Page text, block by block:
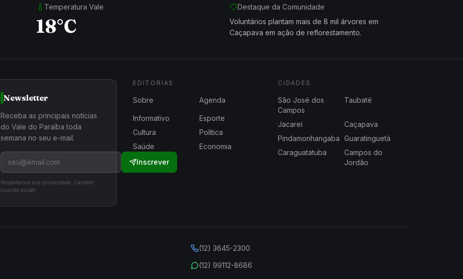
Temperatura Vale
18°C
Destaque da Comunidade
Voluntários plantam mais de 8 mil árvores em
Caçapava em ação de reflorestamento.
Newsletter
Receba as principais notícias
do Vale do Paraíba toda
semana no seu e-mail.
Inscrever
Respeitamos sua privacidade. Cancele
quando quiser.
EDITORIAS
Sobre Agenda
Informativo
Esporte
Cultura
Política
Saúde
Economia
CIDADES
São José dos
Campos
Taubaté
Jacareí
Caçapava
Pindamonhangaba Guaratinguetá
Caraguatatuba
Campos do
Jordão
(12) 3645-2300
(12) 99112-8686